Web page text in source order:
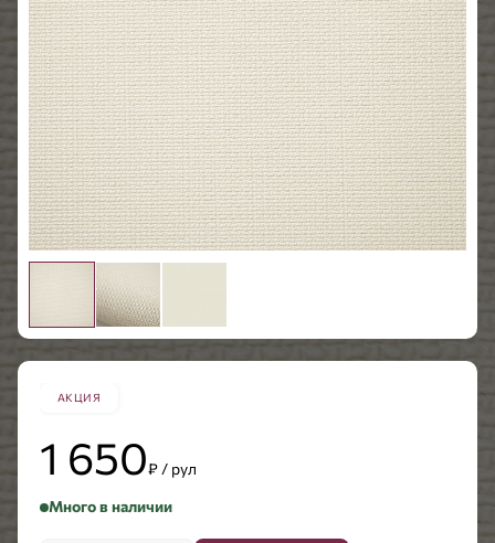
АКЦИЯ
1 650₽ / рул
Много в наличии